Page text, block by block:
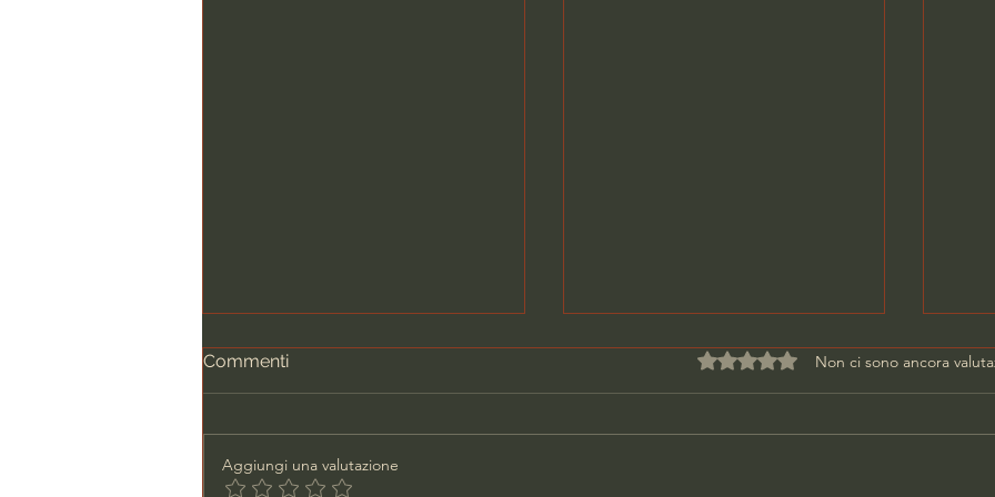
Commenti Valutazione 0 stelle su 5.
Non ci sono ancora
Aggiungi una valutazione